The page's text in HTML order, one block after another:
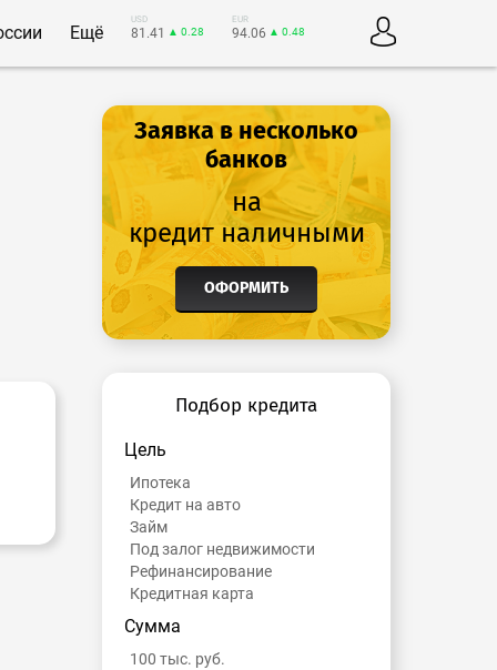
Ещё
USD
81.41 ▲ 0.28
EUR
94.06 ▲ 0.48
Заявка в несколько
банков
на
кредит наличными
ОФОРМИТЬ
Подбор кредита
Цель
Ипотека
Кредит на авто
Займ
Под залог недвижимости
Рефинансирование
Кредитная карта
Сумма
100 тыс. руб.